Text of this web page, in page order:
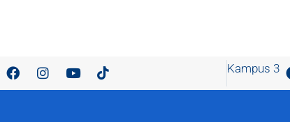
Kampus 3